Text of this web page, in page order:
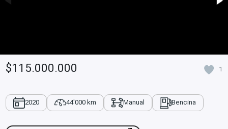
$115.000.000 1
2020 44'000 km Manual Bencina